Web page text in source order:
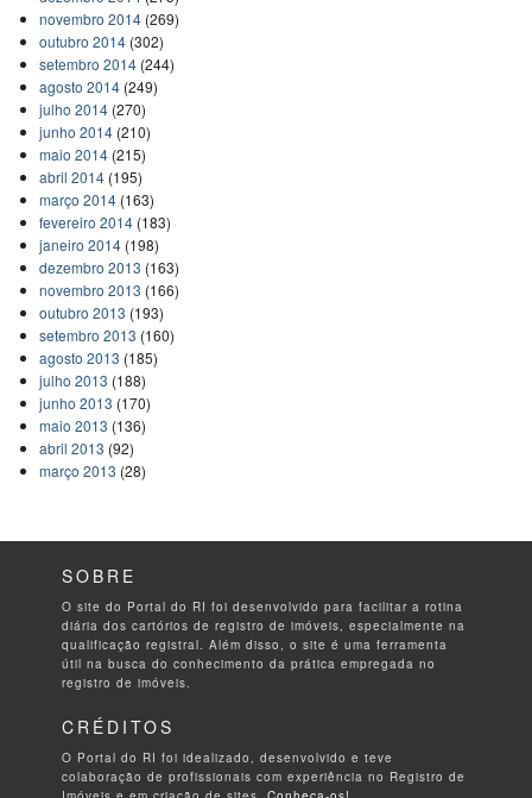
novembro 2014(269)
outubro 2014(302)
setembro 2014(244)
agosto 2014(249)
julho 2014(270)
junho 2014(210)
maio 2014(215)
abril 2014(195)
março 2014(163)
fevereiro 2014(183)
janeiro 2014(198)
dezembro 2013 (163)
novembro 2013 (166)
outubro 2013 (193)
setembro 2013 (160)
agosto 2013 (185)
julho 2013 (188)
junho 2013 (170)
maio 2013 (136)
abril 2013 (92)
março 2013 (28)
SOBRE
O site do Portal do RI foi desenvolvido para facilitar a rotina
diária dos cartórios de registro de imóveis, especialmente na
qualificação registral. Além disso, o site é uma ferramenta
útil na busca do conhecimento da prática empregada no
registro de imóveis.
CRÉDITOS
O Portal do RI foi idealizado, desenvolvido e teve
colaboração de profissionais com experiência no Registro de